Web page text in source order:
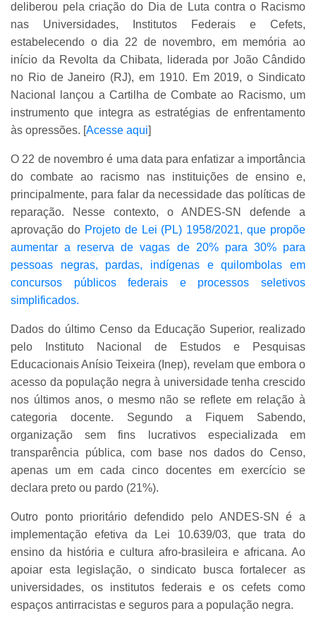
deliberou pela criação do Dia de Luta contra o Racismo
nas Universidades, Institutos Federais e Cefets,
estabelecendo o dia 22 de novembro, em memória ao
início da Revolta da Chibata, liderada por João Cândido
no Rio de Janeiro (RJ), em 1910. Em 2019, o Sindicato
Nacional lançou a Cartilha de Combate ao Racismo, um
instrumento que integra as estratégias de enfrentamento
às opressões. [Acesse aqui]
O 22 de novembro é uma data para enfatizar a importância
do combate ao racismo nas instituições de ensino e,
principalmente, para falar da necessidade das políticas de
reparação. Nesse contexto, o ANDES-SN defende a
aprovação do Projeto de Lei (PL) 1958/2021, que propõe
aumentar a reserva de vagas de 20% para 30% para
pessoas negras, pardas, indígenas e quilombolas em
concursos públicos federais e processos seletivos
simplificados.
Dados do último Censo da Educação Superior, realizado
pelo Instituto Nacional de Estudos e Pesquisas
Educacionais Anísio Teixeira (Inep), revelam que embora o
acesso da população negra à universidade tenha crescido
nos últimos anos, o mesmo não se reflete em relação à
categoria docente. Segundo a Fiquem Sabendo,
organização sem fins lucrativos especializada em
transparência pública, com base nos dados do Censo,
apenas um em cada cinco docentes em exercício se
declara preto ou pardo (21%).
Outro ponto prioritário defendido pelo ANDES-SN é a
implementação efetiva da Lei 10.639/03, que trata do
ensino da história e cultura afro-brasileira e africana. Ao
apoiar esta legislação, o sindicato busca fortalecer as
universidades, os institutos federais e os cefets como
espaços antirracistas e seguros para a população negra.